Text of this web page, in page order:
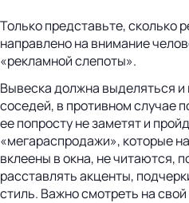
Только представьте, сколько
направлено на внимание
«рекламной слепоты».
Вывеска должна выделяться и
соседей, в противном случае
ее попросту не заметят и
«мегараспродажи», которые
вклеены в окна, не читаются,
расставлять акценты,
стиль. Важно смотреть на